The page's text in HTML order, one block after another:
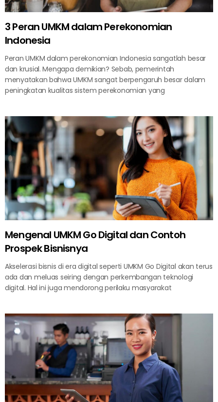
3 Peran UMKM dalam Perekonomian
Indonesia
Peran UMKM dalam perekonomian Indonesia sangatlah besar
dan krusial. Mengapa demikian? Sebab, pemerintah
menyatakan bahwa UMKM sangat berpengaruh besar dalam
peningkatan kualitas sistem perekonomian yang
Mengenal UMKM Go Digital dan Contoh
Prospek Bisnisnya
Akselerasi bisnis di era digital seperti UMKM Go Digital akan terus
ada dan meluas seiring dengan perkembangan teknologi
digital. Hal ini juga mendorong perilaku masyarakat